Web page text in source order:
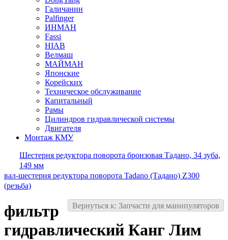
Галичанин
Palfinger
ИНМАН
Fassi
HIAB
Велмаш
МАЙМАН
Японские
Корейских
Техническое обслуживание
Капитальный
Рамы
Цилиндров гидравлической системы
Двигателя
Монтаж КМУ
Шестерня редуктора поворота бронзовая Тадано, 34 зуба,
149 мм
вал-шестерня редуктора поворота Tadano (Тадано) Z300
(резьба)
Вернуться к: Запчасти для манипуляторов
фильтр
гидравлический Канг Лим